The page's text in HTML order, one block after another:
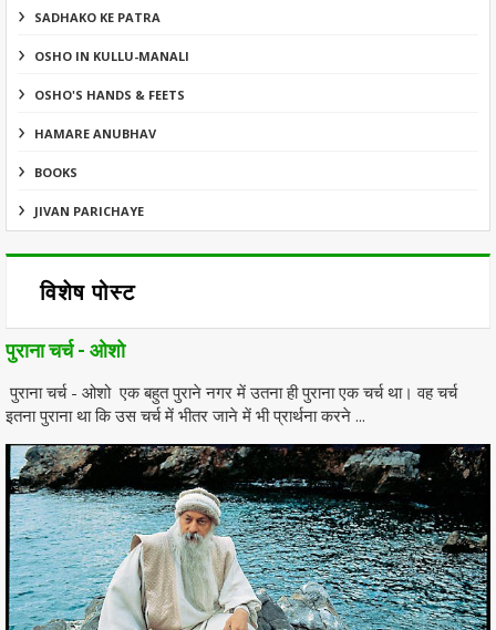
SADHAKO KE PATRA
OSHO IN KULLU-MANALI
OSHO'S HANDS & FEETS
HAMARE ANUBHAV
BOOKS
JIVAN PARICHAYE
विशेष पोस्ट
पुराना चर्च - ओशो
पुराना चर्च - ओशो एक बहुत पुराने नगर में उतना ही पुराना एक चर्च था। वह चर्च
इतना पुराना था कि उस चर्च में भीतर जाने में भी प्रार्थना करने ...